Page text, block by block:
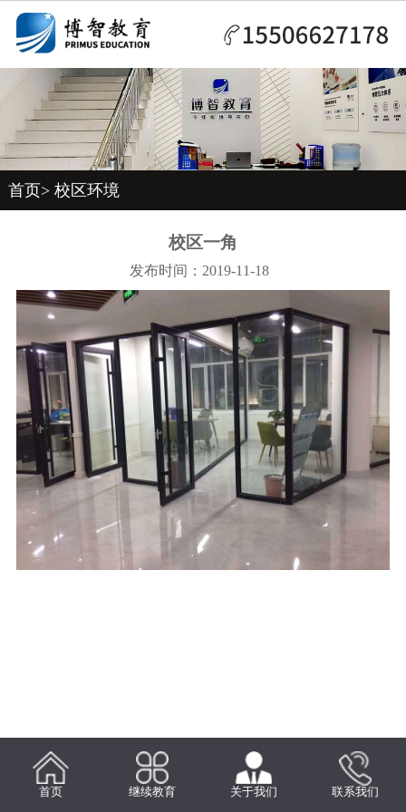
首页> 校区环境
校区一角
发布时间：2019-11-18
首页 继续教育 关于我们 联系我们